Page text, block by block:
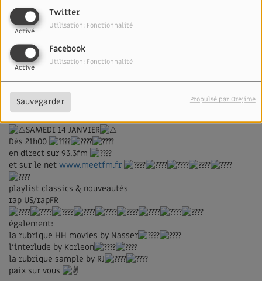
Twitter
Activé
Utilisation: Fonctionnalité
Facebook
Activé
Utilisation: Fonctionnalité
Sauvegarder Propulsé par Orejime
13 JANVIER 2023
SAMEDI 14 JANVIER
Dès 21h00
en direct sur 93.3fm
et sur le net www.meetfm.fr
playlist classics & nouveautés
rap US/rapFR
également:
la rubrique HH movies by Nasser
l'interlude by Korleon
la rubrique sample by RJ
paix sur vous